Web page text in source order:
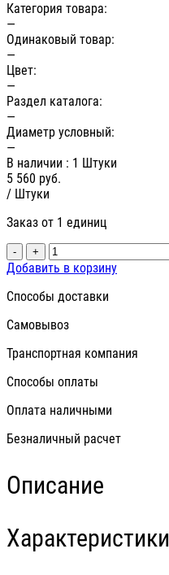
Категория товара:
—
Одинаковый товар:
—
Цвет:
—
Раздел каталога:
—
Диаметр условный:
—
В наличии : 1 Штуки
5 560 руб.
/ Штуки
Заказ от 1 единиц
- +
Добавить в корзину
Способы доставки
Самовывоз
Транспортная компания
Способы оплаты
Оплата наличными
Безналичный расчет
Описание
Характеристики